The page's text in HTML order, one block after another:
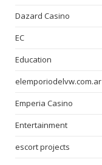
Dazard Casino
EC
Education
elemporiodelvw.com.ar
Emperia Casino
Entertainment
escort projects